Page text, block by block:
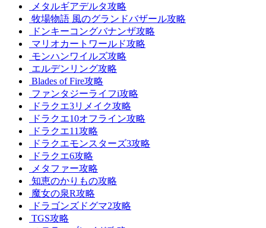
メタルギアデルタ攻略
牧場物語 風のグランドバザール攻略
ドンキーコングバナンザ攻略
マリオカートワールド攻略
モンハンワイルズ攻略
エルデンリング攻略
Blades of Fire攻略
ファンタジーライフi攻略
ドラクエ3リメイク攻略
ドラクエ10オフライン攻略
ドラクエ11攻略
ドラクエモンスターズ3攻略
ドラクエ6攻略
メタファー攻略
知恵のかりもの攻略
魔女の泉R攻略
ドラゴンズドグマ2攻略
TGS攻略